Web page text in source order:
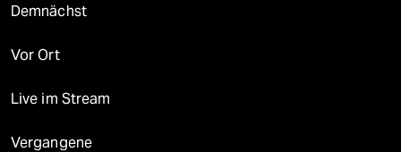
Demnächst
Vor Ort
Live im Stream
Vergangene